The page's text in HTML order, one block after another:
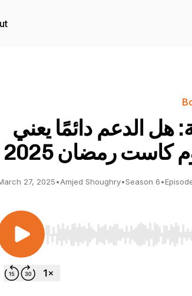
هل الدعم دائمًا يعني
كاست رمضان 2025
27, 2025•Amjed Shoughry•Season 6•
Use Left/Right to seek, Home/